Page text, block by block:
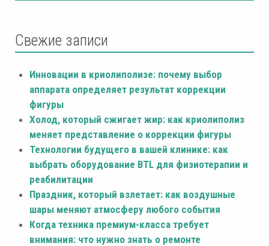
Свежие записи
Инновации в криолиполизе: почему выбор
аппарата определяет результат коррекции
фигуры
Холод, который сжигает жир: как криолиполиз
меняет представление о коррекции фигуры
Технологии будущего в вашей клинике: как
выбрать оборудование BTL для физиотерапии и
реабилитации
Праздник, который взлетает: как воздушные
шары меняют атмосферу любого события
Когда техника премиум-класса требует
внимания: что нужно знать о ремонте